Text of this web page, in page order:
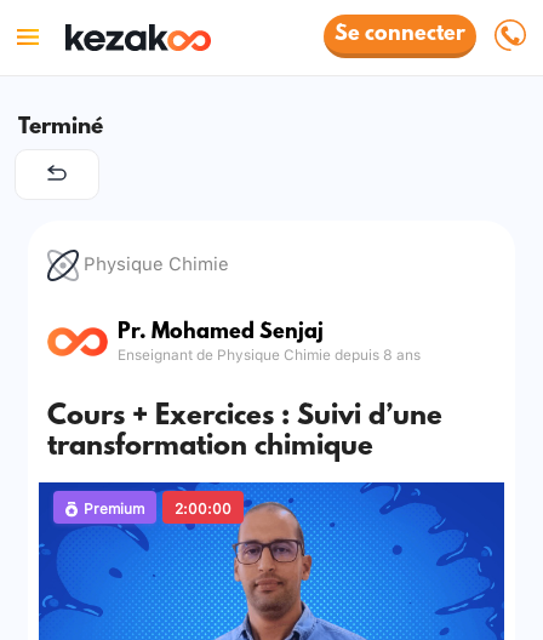
Se connecter
Terminé
Physique Chimie
Pr. Mohamed Senjaj
Enseignant de Physique Chimie depuis 8 ans
Cours + Exercices : Suivi d’une
transformation chimique
Premium 2:00:00